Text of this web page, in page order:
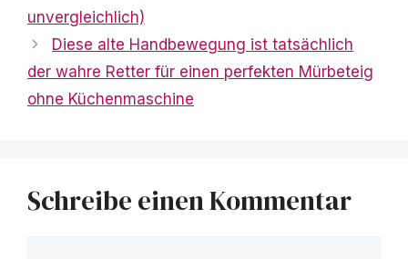
unvergleichlich)
Diese alte Handbewegung ist tatsächlich
der wahre Retter für einen perfekten Mürbeteig
ohne Küchenmaschine
Schreibe einen Kommentar